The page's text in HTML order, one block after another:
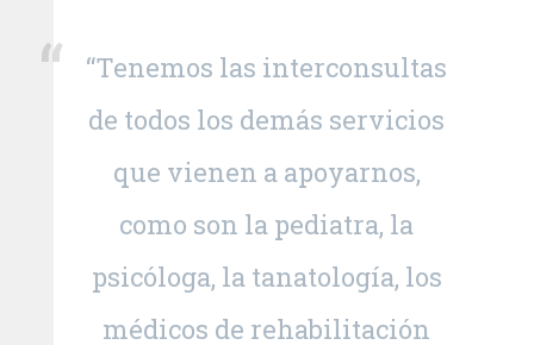
“Tenemos las interconsultas
de todos los demás servicios
que vienen a apoyarnos,
como son la pediatra, la
psicóloga, la tanatología, los
médicos de rehabilitación